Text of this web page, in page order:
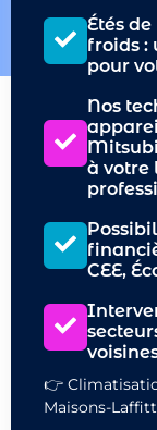
Étés
froids :
pour
Nos
à votre
CEE,
👉
Maisons-